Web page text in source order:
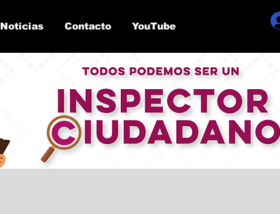
Noticias Contacto YouTube